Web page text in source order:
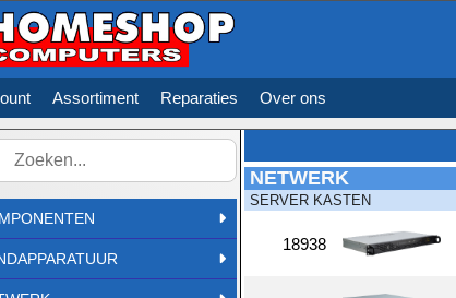
Assortiment Reparaties Over ons
NETWERK
SERVER KASTEN
18938